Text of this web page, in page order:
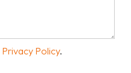
Privacy Policy.